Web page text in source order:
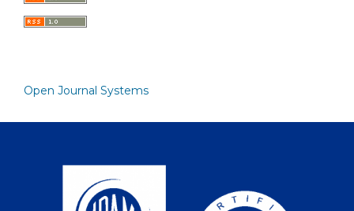
Open Journal Systems